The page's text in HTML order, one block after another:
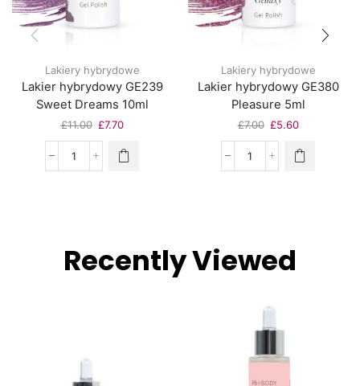
Lakiery hybrydowe
Lakier hybrydowy GE239
Sweet Dreams 10ml
£11.00 £7.70
Lakiery hybrydowe
Lakier hybrydowy GE380
Pleasure 5ml
£7.00 £5.60
Recently Viewed